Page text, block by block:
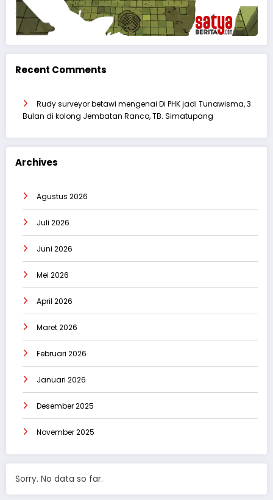
Recent Comments
Rudy surveyor betawi mengenai Di PHK jadi Tunawisma, 3
Bulan di kolong Jembatan Ranco, TB. Simatupang
Archives
Agustus 2026
Juli 2026
Juni 2026
Mei 2026
April 2026
Maret 2026
Februari 2026
Januari 2026
Desember 2025
November 2025
Sorry. No data so far.